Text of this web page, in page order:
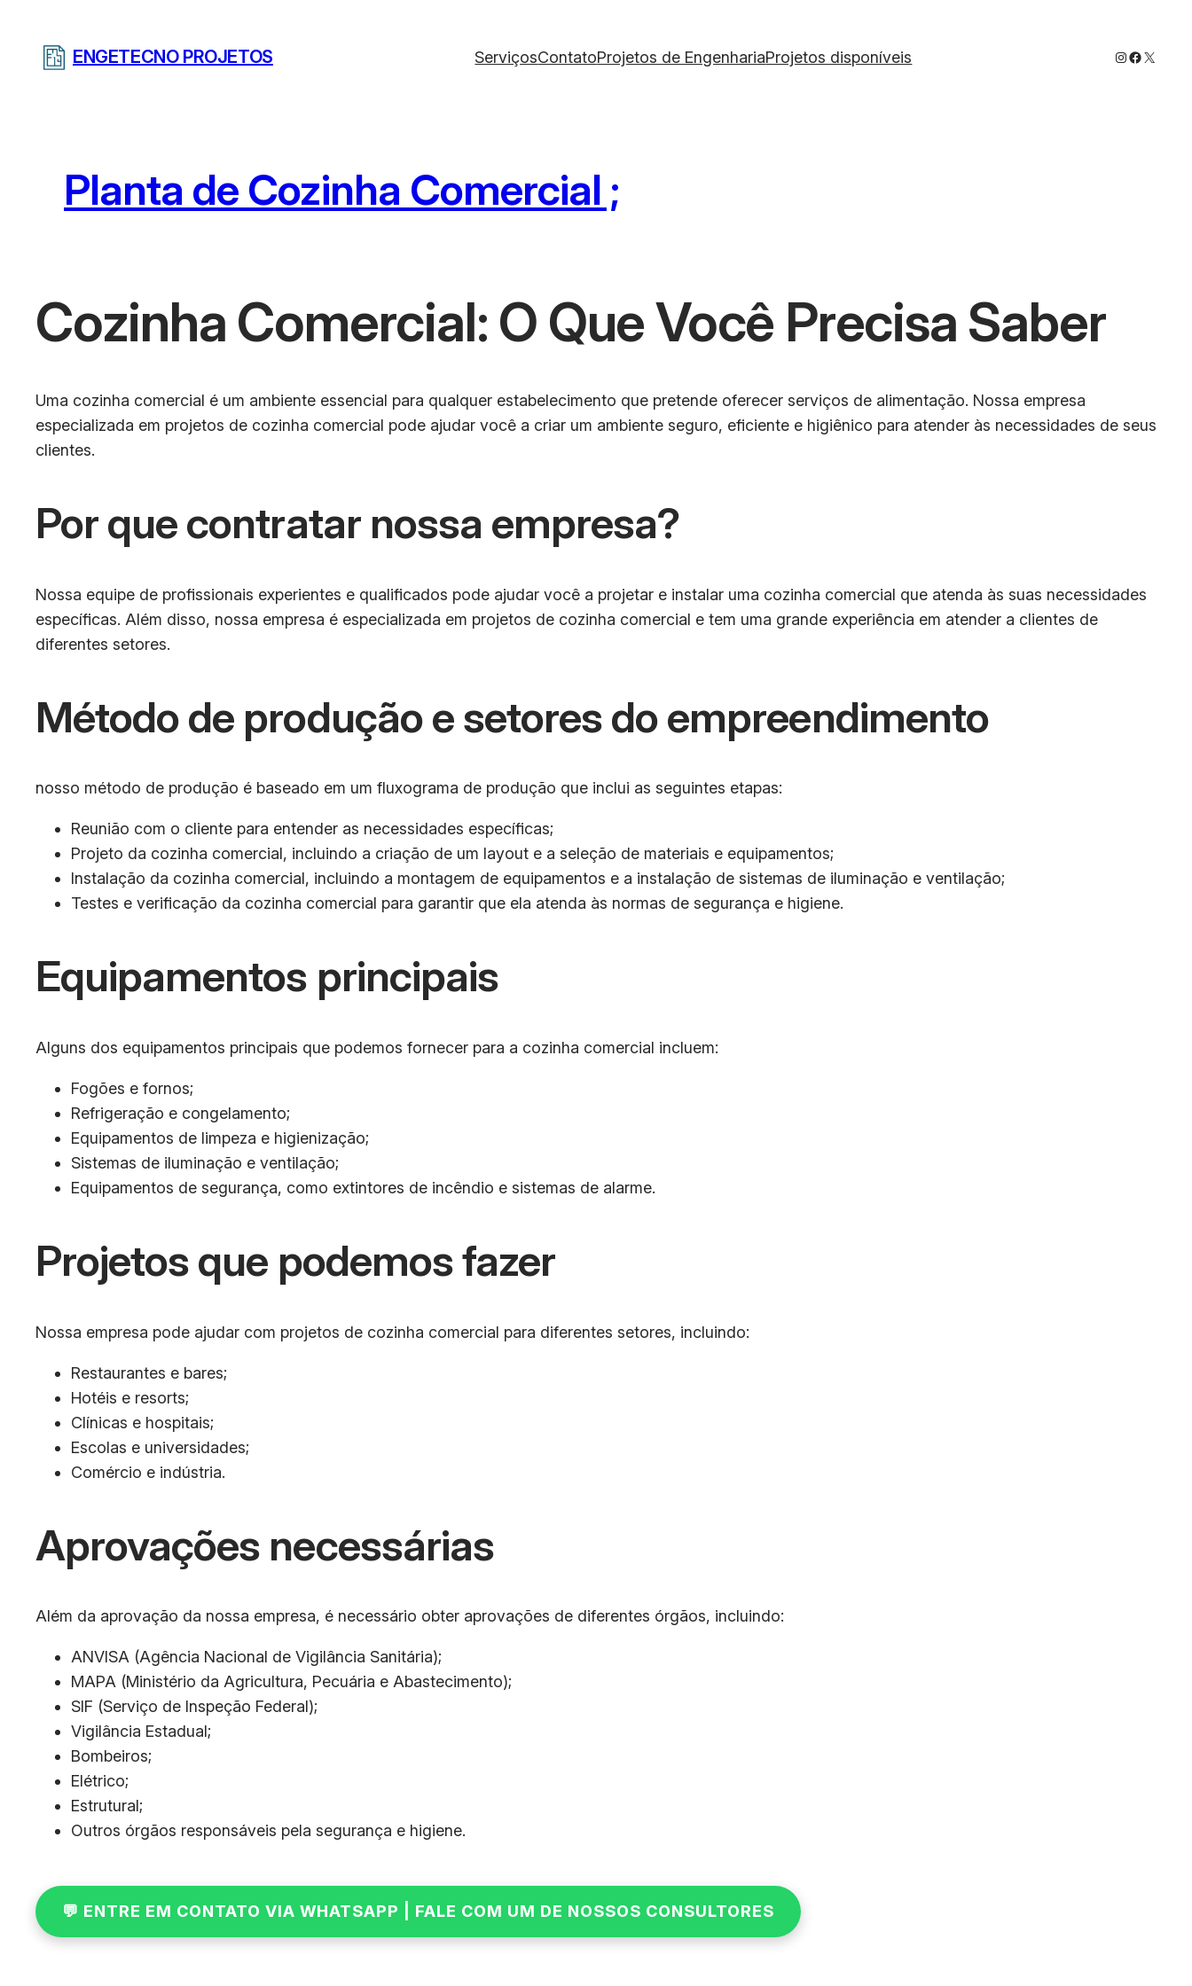
ENGETECNO PROJETOS ServiçosContatoProjetos de EngenhariaProjetos disponíveis Instagram
X
Planta de Cozinha Comercial ;
Cozinha Comercial: O Que Você Precisa Saber
Uma cozinha comercial é um ambiente essencial para qualquer estabelecimento que pretende oferecer serviços de alimentação. Nossa empresa
especializada em projetos de cozinha comercial pode ajudar você a criar um ambiente seguro, eficiente e higiênico para atender às necessidades de seus
clientes.
Por que contratar nossa empresa?
Nossa equipe de profissionais experientes e qualificados pode ajudar você a projetar e instalar uma cozinha comercial que atenda às suas necessidades
específicas. Além disso, nossa empresa é especializada em projetos de cozinha comercial e tem uma grande experiência em atender a clientes de
diferentes setores.
Método de produção e setores do empreendimento
nosso método de produção é baseado em um fluxograma de produção que inclui as seguintes etapas:
Reunião com o cliente para entender as necessidades específicas;
Projeto da cozinha comercial, incluindo a criação de um layout e a seleção de materiais e equipamentos;
Instalação da cozinha comercial, incluindo a montagem de equipamentos e a instalação de sistemas de iluminação e ventilação;
Testes e verificação da cozinha comercial para garantir que ela atenda às normas de segurança e higiene.
Equipamentos principais
Alguns dos equipamentos principais que podemos fornecer para a cozinha comercial incluem:
Fogões e fornos;
Refrigeração e congelamento;
Equipamentos de limpeza e higienização;
Sistemas de iluminação e ventilação;
Equipamentos de segurança, como extintores de incêndio e sistemas de alarme.
Projetos que podemos fazer
Nossa empresa pode ajudar com projetos de cozinha comercial para diferentes setores, incluindo:
Restaurantes e bares;
Hotéis e resorts;
Clínicas e hospitais;
Escolas e universidades;
Comércio e indústria.
Aprovações necessárias
Além da aprovação da nossa empresa, é necessário obter aprovações de diferentes órgãos, incluindo:
ANVISA (Agência Nacional de Vigilância Sanitária);
MAPA (Ministério da Agricultura, Pecuária e Abastecimento);
SIF (Serviço de Inspeção Federal);
Vigilância Estadual;
Bombeiros;
Elétrico;
Estrutural;
Outros órgãos responsáveis pela segurança e higiene.